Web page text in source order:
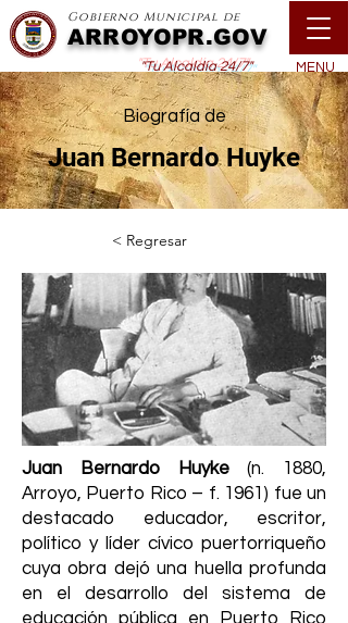
Gobierno Municipal de
ARROYOPR.GOV
"Tu Alcaldía 24/7" MENU
Biografía de
Juan Bernardo Huyke
< Regresar
Juan Bernardo Huyke(n. 1880,
Arroyo, Puerto Rico – f. 1961) fue un
destacado educador, escritor,
político y líder cívico puertorriqueño
cuya obra dejó una huella profunda
en el desarrollo del sistema de
educación pública en Puerto Rico